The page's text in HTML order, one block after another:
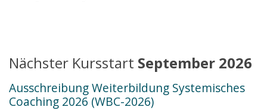
Nächster Kursstart September 2026
Ausschreibung Weiterbildung Systemisches
Coaching 2026 (WBC-2026)